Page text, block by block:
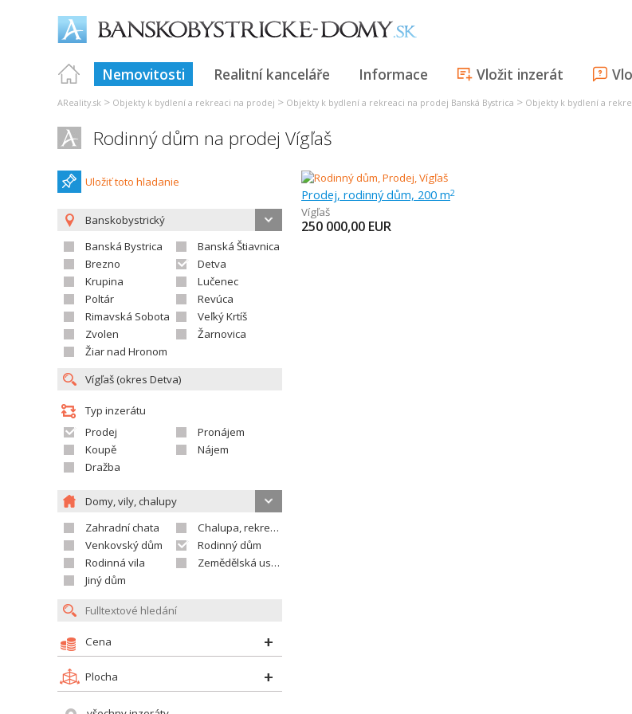
Nemovitosti Realitní kanceláře Informace Vložit inzerát
AReality.sk > Objekty k bydlení a rekreaci na prodej > Objekty k bydlení a rekreaci na prodej Banská Bystrica > Objekty k bydlení a
Rodinný dům na prodej Vígľaš
Uložiť toto hladanie
Banskobystrický
Banská Bystrica
Banská Štiavnica
Brezno
Detva
Krupina
Lučenec
Poltár
Revúca
Rimavská Sobota
Veľký Krtíš
Zvolen
Žarnovica
Žiar nad Hronom
Typ inzerátu
Prodej
Pronájem
Koupě
Nájem
Dražba
Domy, vily, chalupy
Zahradní chata
Chalupa, rekreační domek
Venkovský dům
Rodinný dům
Rodinná vila
Zemědělská usedlost
Jiný dům
Cena
Plocha
Prodej, rodinný dům, 200 m2
Vígľaš
250 000,00 EUR